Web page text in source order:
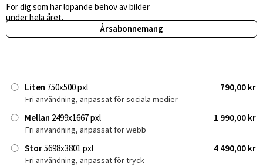
För dig som har löpande behov av bilder
under hela året.
Årsabonnemang
Liten 750x500 pxl 790,00 kr
Fri användning, anpassat för sociala medier
Mellan 2499x1667 pxl 1 990,00 kr
Fri användning, anpassat för webb
Stor5698x3801 pxl 4 490,00 kr
Fri användning, anpassat för tryck